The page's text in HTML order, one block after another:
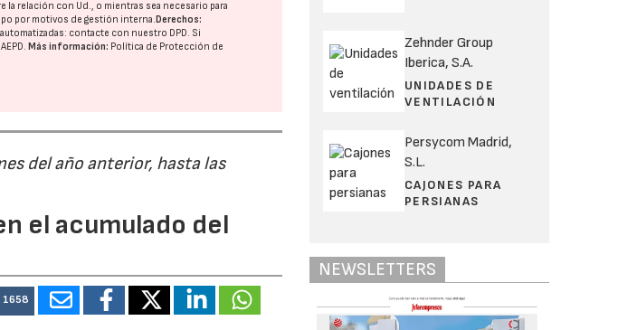
la relación con Ud., o mientras sea necesario para
por motivos de gestión interna.Derechos:
contacte con nuestro DPD. Si
AEPD.Más información: Política de Protección de
del año anterior, hasta las
el acumulado del
1658
Zehnder Group
Iberica, S.A.
UNIDADES DE
VENTILACIÓN
Persycom Madrid,
S.L.
CAJONES PARA
PERSIANAS
NEWSLETTERS